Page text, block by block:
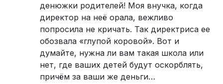
денюжки родителей! Моя внучка, когда
директор на неё орала, вежливо
попросила не кричать. Так директриса ее
обозвала «глупой коровой». Вот и
думайте, нужна ли вам такая школа или
нет, где ваших детей будут оскорблять,
причём за ваши же деньги…